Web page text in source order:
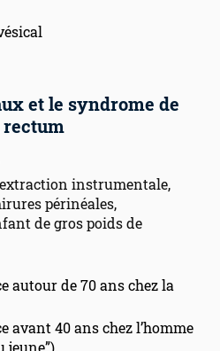
rectum
instrumentale,
périnéales,
de gros poids de
autour de 70 ans chez la
avant 40 ans chez l’homme